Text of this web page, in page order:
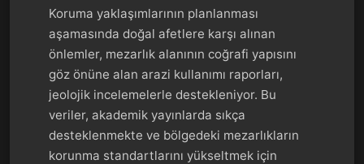
Koruma yaklaşımlarının planlanması
aşamasında doğal afetlere karşı alınan
önlemler, mezarlık alanının coğrafi yapısını
göz önüne alan arazi kullanımı raporları,
jeolojik incelemelerle destekleniyor. Bu
veriler, akademik yayınlarda sıkça
desteklenmekte ve bölgedeki mezarlıkların
korunma standartlarını yükseltmek için